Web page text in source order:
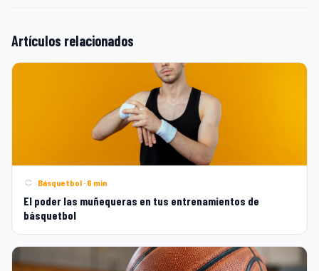
Artículos relacionados
Básquetbol · 6 min
El poder las muñequeras en tus entrenamientos de
básquetbol